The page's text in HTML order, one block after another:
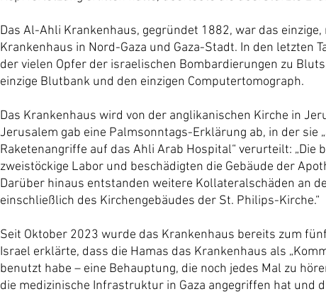
Das Al-Ahli Krankenhaus, gegründet 1882, war das
Krankenhaus in Nord-Gaza und Gaza-Stadt. In den letzten
der vielen Opfer der israelischen Bombardierungen zu
einzige Blutbank und den einzigen Computertomograph.
Das Krankenhaus wird von der anglikanischen Kirche in
Jerusalem gab eine Palmsonntags-Erklärung ab, in der sie
Raketenangriffe auf das Ahli Arab Hospital“ verurteilt: „Die
zweistöckige Labor und beschädigten die Gebäude der
Darüber hinaus entstanden weitere Kollateralschäden an
einschließlich des Kirchengebäudes der St. Philips-Kirche.“
Seit Oktober 2023 wurde das Krankenhaus bereits zum
Israel erklärte, dass die Hamas das Krankenhaus als
benutzt habe – eine Behauptung, die noch jedes Mal zu
die medizinische Infrastruktur in Gaza angegriffen hat und